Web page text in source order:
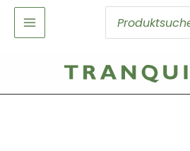
Inhalt
springen
Search